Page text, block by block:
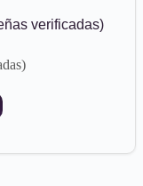
verificadas)